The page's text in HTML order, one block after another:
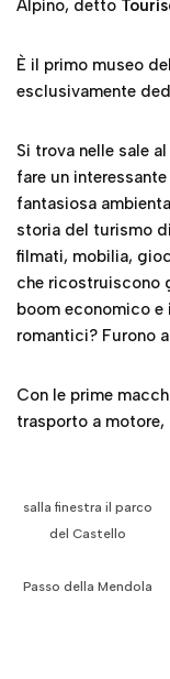
Alpino, detto
È il primo museo
esclusivamente
Si trova nelle sale
fare un
fantasiosa
storia del turismo
filmati, mobilia,
che ricostruiscono
boom economico
romantici? Furono
Con le prime
trasporto a
salla finestra il parco
del Castello
Passo della Mendola